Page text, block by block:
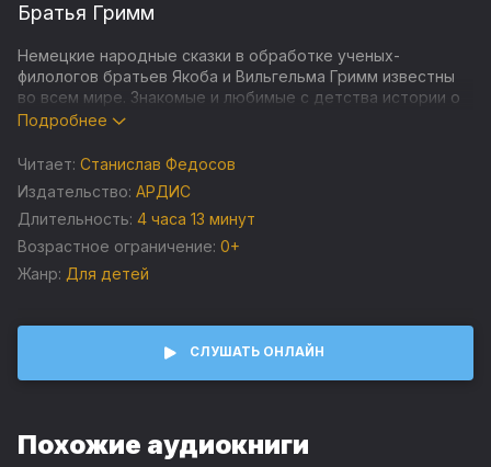
Братья Гримм
Немецкие народные сказки в обработке ученых-
филологов братьев Якоба и Вильгельма Гримм известны
во всем мире. Знакомые и любимые с детства истории о
Белоснежке и Мальчике-с-пальчике, Храбром портняжке
и удивительных приключений.
СОДЕРЖАНИЕ:
Белоснежка
Колокольчик
Храбрый портняжка
Мальчик-с-пальчик
Подробнее
Читает: Станислав Федосов
Издательство: АРДИС
Длительность: 4 часа 13 минут
Возрастное ограничение: 0+
Жанр: Для детей
СЛУШАТЬ ОНЛАЙН
Похожие аудиокниги